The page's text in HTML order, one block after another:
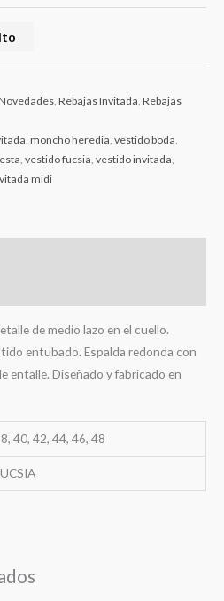
Rebajas Invitada Rebajas
moncho heredia vestido boda
vestido fucsia vestido invitada
midi
de medio lazo en el cuello.
entubado. Espalda redonda con
entalle. Diseñado y fabricado en
40, 42, 44, 46, 48